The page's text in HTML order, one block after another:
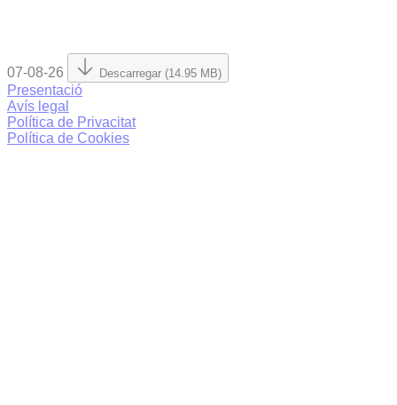
07-08-26 Descarregar (14.95 MB)
Presentació
Avís legal
Política de Privacitat
Política de Cookies